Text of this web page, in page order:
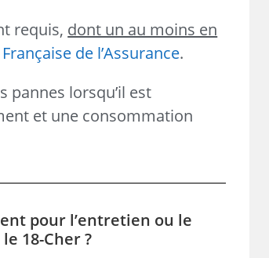
requis, dont un au moins en
de l’Assurance.
pannes lorsqu’il est
et une consommation
pour l’entretien ou le
18-Cher ?